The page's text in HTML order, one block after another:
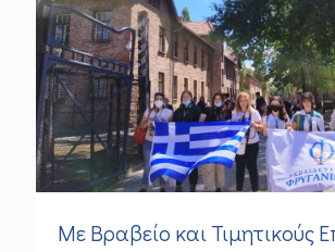
Με Βραβείο και Τιμητικούς